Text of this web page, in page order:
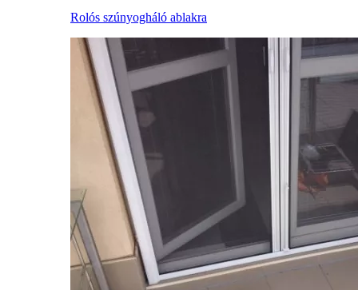
Rolós szúnyogháló ablakra